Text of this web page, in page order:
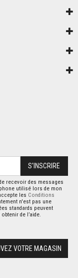
S'INSCRIRE
recevoir des messages
utilisé lors de mon
les Conditions
n'est pas une
standards peuvent
de l’aide.
VOTRE MAGASIN